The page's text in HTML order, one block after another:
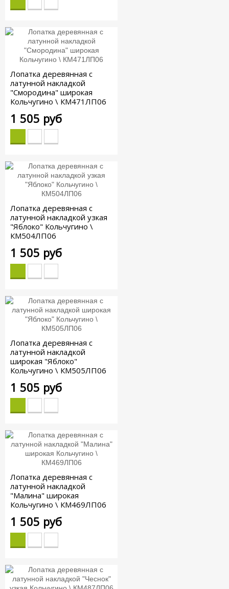
Лопатка деревянная с
латунной накладкой
"Смородина" широкая
Кольчугино \ КМ471ЛП06
1 505 руб
Лопатка деревянная с
латунной накладкой узкая
"Яблоко" Кольчугино \
КМ504ЛП06
1 505 руб
Лопатка деревянная с
латунной накладкой
широкая "Яблоко"
Кольчугино \ КМ505ЛП06
1 505 руб
Лопатка деревянная с
латунной накладкой
"Малина" широкая
Кольчугино \ КМ469ЛП06
1 505 руб